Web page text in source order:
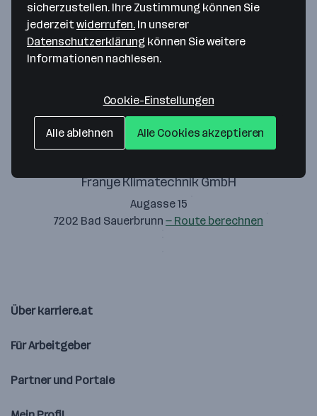
Bitte stimme unseren Cookie-
Richtlinien zu, um diese Karte
anzuzeigen.
Franye Klimatechnik GmbH
Augasse 15
7202 Bad Sauerbrunn — Route berechnen
Über karriere.at
Für Arbeitgeber
Partner und Portale
sicherzustellen. Ihre Zustimmung können Sie
jederzeitwiderrufen. In unserer
Datenschutzerklärung können Sie weitere
Informationen nachlesen.
Cookie-Einstellungen
Alle ablehnen Alle Cookies akzeptieren